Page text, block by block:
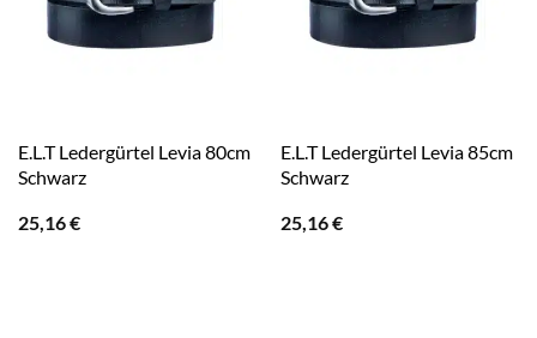
E.L.T Ledergürtel Levia 80cm
Schwarz
25,16€
E.L.T Ledergürtel Levia 85cm
Schwarz
25,16€